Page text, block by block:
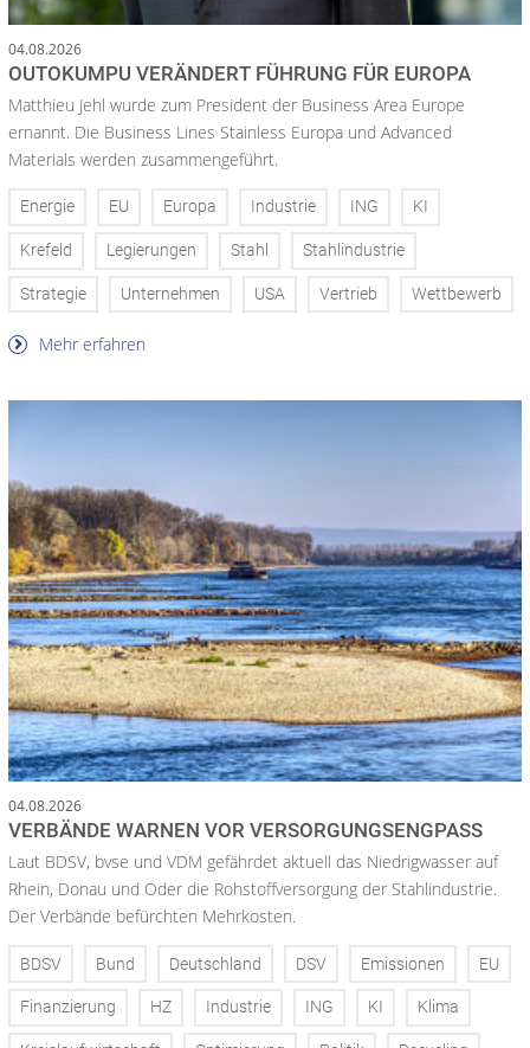
04.08.2026
OUTOKUMPU VERÄNDERT FÜHRUNG FÜR EUROPA
Matthieu Jehl wurde zum President der Business Area Europe
ernannt. Die Business Lines Stainless Europa und Advanced
Materials werden zusammengeführt.
Energie EU Europa Industrie ING KI
Krefeld Legierungen Stahl Stahlindustrie
Strategie Unternehmen USA Vertrieb Wettbewerb
Mehr erfahren
04.08.2026
VERBÄNDE WARNEN VOR VERSORGUNGSENGPASS
Laut BDSV, bvse und VDM gefährdet aktuell das Niedrigwasser auf
Rhein, Donau und Oder die Rohstoffversorgung der Stahlindustrie.
Der Verbände befürchten Mehrkosten.
BDSV Bund Deutschland DSV Emissionen EU
Finanzierung HZ Industrie ING KI Klima